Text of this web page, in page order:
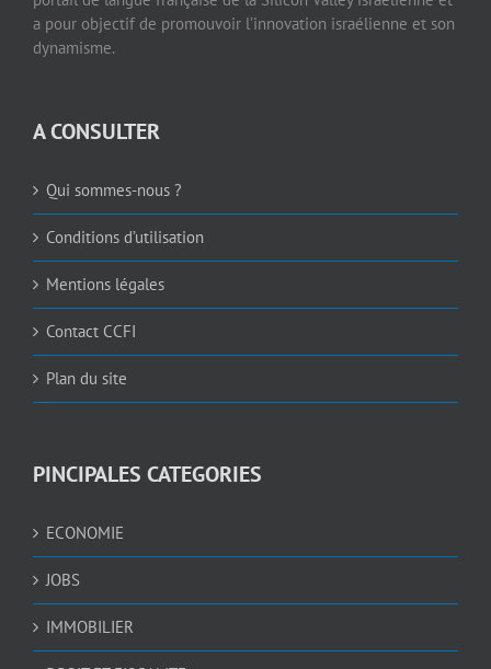
a pour objectif de promouvoir l’innovation israélienne et son
dynamisme.
A CONSULTER
Qui sommes-nous ?
Conditions d’utilisation
Mentions légales
Contact CCFI
Plan du site
PINCIPALES CATEGORIES
ECONOMIE
JOBS
IMMOBILIER